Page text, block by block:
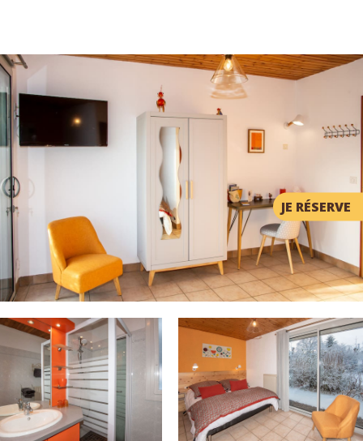
Griotte
studio 28m2, 2 personnes, lit double 160cm, 1er étage,
vue jardin & montagnes
JE RÉSERVE